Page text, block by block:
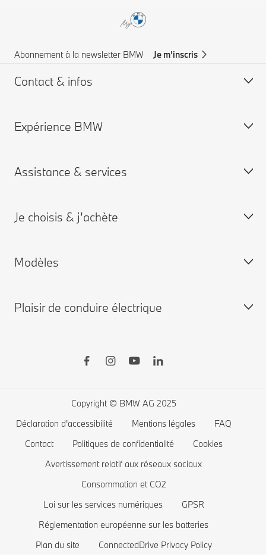
Abonnement à la newsletter BMW Je m’inscris
Contact & infos
Aide & Contact
Assistance routière
Expérience BMW
Carrières chez BMW
Assistance & services
Je réserve un rendez-vous entretien
Garantie
Je choisis & j’achète
Personnalisez la vôtre
BMW d'occasion disponibles
Modèles
BMW X
BMW Série 3
BMW Série 2
BMW Série 1
La famille BMW X1
BMW M
Voitures électriques BMW
Plaisir de conduire électrique
Coût des voitures électriques
Batterie de voiture électrique
Copyright © BMW AG 2025
Déclaration d'accessibilité
Mentions légales
FAQ
Contact
Politiques de confidentialité
Cookies
Avertissement relatif aux réseaux sociaux
Consommation et CO2
Loi sur les services numériques
GPSR
Réglementation européenne sur les batteries
Plan du site
ConnectedDrive Privacy Policy